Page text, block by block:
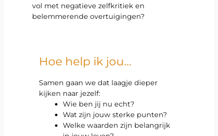
vol met negatieve zelfkritiek en
belemmerende overtuigingen?
Hoe help ik jou…
Samen gaan we dat laagje dieper
kijken naar jezelf:
Wie ben jij nu echt?
Wat zijn jouw sterke punten?
Welke waarden zijn belangrijk